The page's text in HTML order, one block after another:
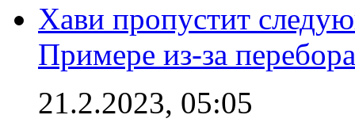
Хави пропустит
Примере из-за
21.2.2023, 05:05